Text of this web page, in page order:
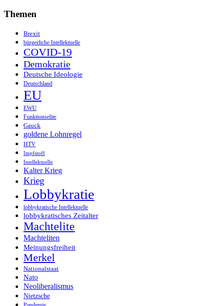
Themen
Brexit
bürgerliche Intellektuelle
COVID-19
Demokratie
Deutsche Ideologie
Deutschland
EU
EWU
Funktionselite
Gauck
goldene Lohnregel
HTV
Impfstoff
Intellektuelle
Kalter Krieg
Krieg
Lobbykratie
lobbykratische Intellektuelle
lobbykratisches Zeitalter
Machtelite
Machteliten
Meinungsfreiheit
Merkel
Nationalstaat
Nato
Neoliberalismus
Nietzsche